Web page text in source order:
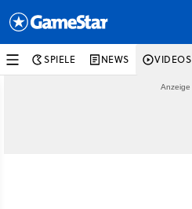
SPIELE NEWS VIDEOS